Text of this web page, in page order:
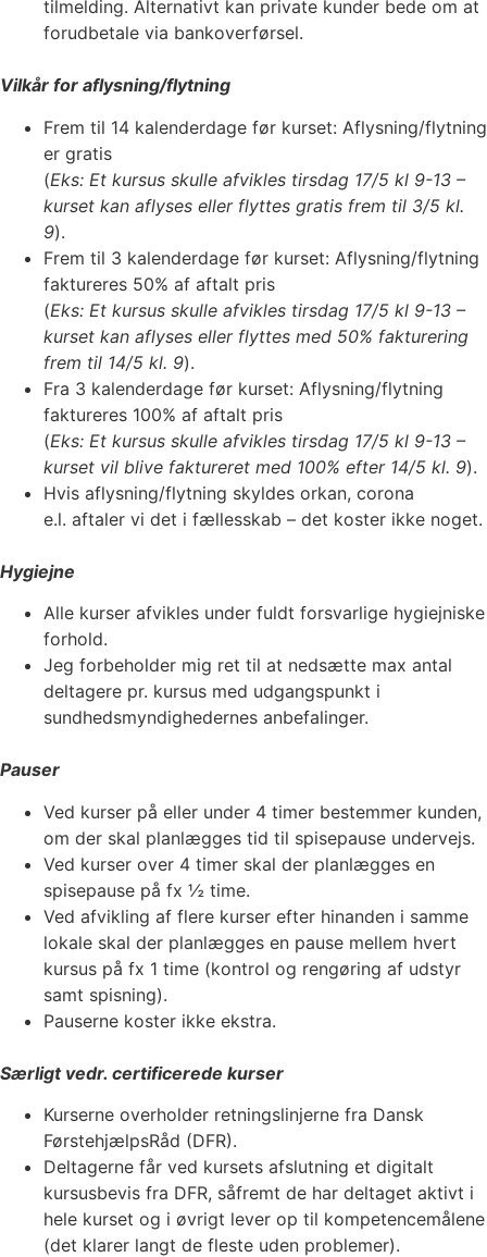
tilmelding. Alternativt kan private kunder bede om at
forudbetale via bankoverførsel.
Vilkår for aflysning/flytning
Frem til 14 kalenderdage før kurset: Aflysning/flytning
er gratis
(Eks: Et kursus skulle afvikles tirsdag 17/5 kl 9-13 –
kurset kan aflyses eller flyttes gratis frem til 3/5 kl.
9).
Frem til 3 kalenderdage før kurset: Aflysning/flytning
faktureres 50% af aftalt pris
(Eks: Et kursus skulle afvikles tirsdag 17/5 kl 9-13 –
kurset kan aflyses eller flyttes med 50% fakturering
frem til 14/5 kl. 9).
Fra 3 kalenderdage før kurset: Aflysning/flytning
faktureres 100% af aftalt pris
(Eks: Et kursus skulle afvikles tirsdag 17/5 kl 9-13 –
kurset vil blive faktureret med 100% efter 14/5 kl. 9).
Hvis aflysning/flytning skyldes orkan, corona
e.l. aftaler vi det i fællesskab – det koster ikke noget.
Hygiejne
Alle kurser afvikles under fuldt forsvarlige hygiejniske
forhold.
Jeg forbeholder mig ret til at nedsætte max antal
deltagere pr. kursus med udgangspunkt i
sundhedsmyndighedernes anbefalinger.
Pauser
Ved kurser på eller under 4 timer bestemmer kunden,
om der skal planlægges tid til spisepause undervejs.
Ved kurser over 4 timer skal der planlægges en
spisepause på fx ½ time.
Ved afvikling af flere kurser efter hinanden i samme
lokale skal der planlægges en pause mellem hvert
kursus på fx 1 time (kontrol og rengøring af udstyr
samt spisning).
Pauserne koster ikke ekstra.
Særligt vedr. certificerede kurser
Kurserne overholder retningslinjerne fra Dansk
FørstehjælpsRåd (DFR).
Deltagerne får ved kursets afslutning et digitalt
kursusbevis fra DFR, såfremt de har deltaget aktivt i
hele kurset og i øvrigt lever op til kompetencemålene
(det klarer langt de fleste uden problemer).